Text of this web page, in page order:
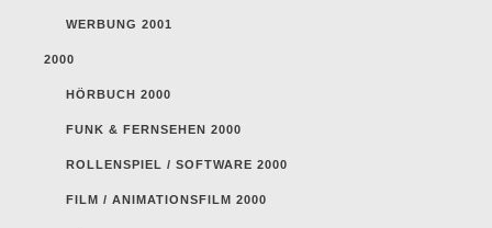
WERBUNG 2001
2000
HÖRBUCH 2000
FUNK & FERNSEHEN 2000
ROLLENSPIEL / SOFTWARE 2000
FILM / ANIMATIONSFILM 2000